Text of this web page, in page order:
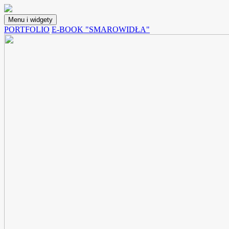
Przejdź
do
treści
Lunchoteka
Blog z przepisami na potrawy, które możemy spakować do
Menu i widgety
PORTFOLIO E-BOOK "SMAROWIDŁA"